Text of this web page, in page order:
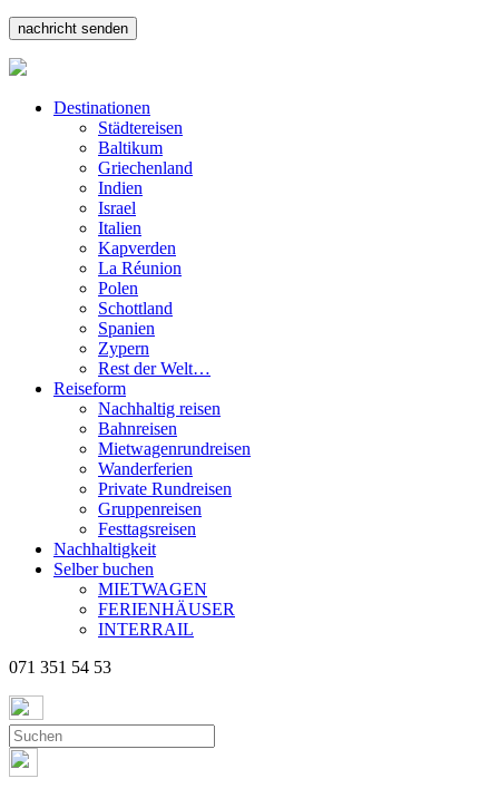
Destinationen
Städtereisen
Baltikum
Griechenland
Indien
Israel
Italien
Kapverden
La Réunion
Polen
Schottland
Spanien
Zypern
Rest der Welt…
Reiseform
Nachhaltig reisen
Bahnreisen
Mietwagenrundreisen
Wanderferien
Private Rundreisen
Gruppenreisen
Festtagsreisen
Nachhaltigkeit
Selber buchen
MIETWAGEN
FERIENHÄUSER
INTERRAIL
071 351 54 53